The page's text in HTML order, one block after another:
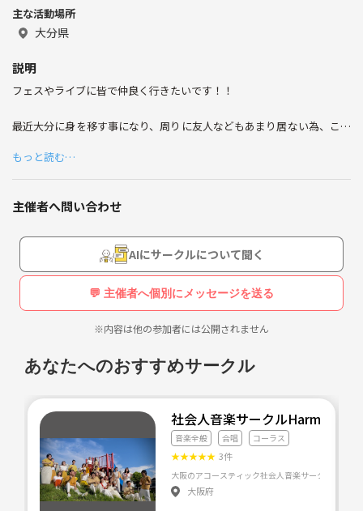
主な活動場所
大分県
説明
フェスやライブに皆で仲良く行きたいです！！
最近大分に身を移す事になり、周りに友人などもあまり居ない為、これ
自分自身あまりフェスやライブの参加経験は無いのですが、雰囲気も好
きで行ってみたい気持ちはめちゃあるので是非皆で仲良くなって楽しみ
ませんか？！？
年齢は20〜35歳くらいまでを募集しています！
アーティスト、ジャンルなどは不問です！
色んなアーティスト、ジャンルのフェスやライブに行ってみたいで
す！！！
皆で盛り上がりましょ！！
よろしくお願いします！
もっと読む…
主催者へ問い合わせ
AIにサークルについて聞く
💬 主催者へ個別にメッセージを送る
※内容は他の参加者には公開されません
あなたへのおすすめサークル
社会人音楽サークルHarmonity
音楽全般 合唱 コーラス
★★★★★ 3件
大阪府